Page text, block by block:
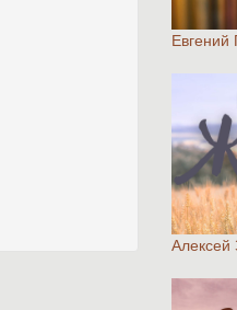
Евгений
Алексей